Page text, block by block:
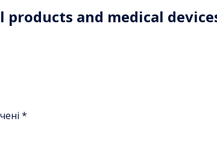
products and medical
*